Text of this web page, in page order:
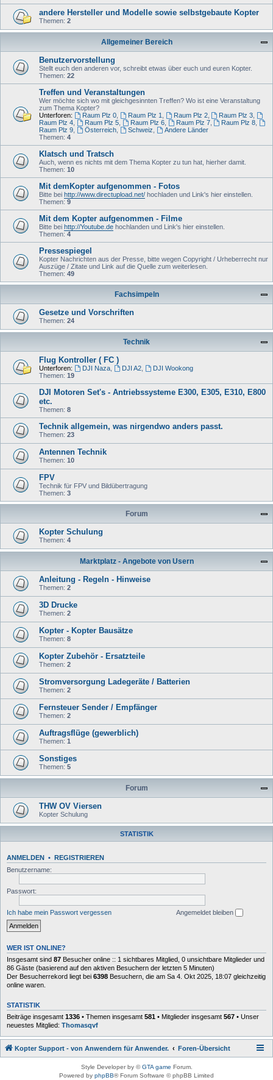
andere Hersteller und Modelle sowie selbstgebaute Kopter
Themen: 2
Allgemeiner Bereich
Benutzervorstellung
Stellt euch den anderen vor, schreibt etwas über euch und euren Kopter.
Themen: 22
Treffen und Veranstaltungen
Wer möchte sich wo mit gleichgesinnten Treffen? Wo ist eine Veranstaltung
zum Thema Kopter?
Unterforen:
Raum Plz 0, Raum Plz 1 Raum Plz 2, Raum Plz 3
Raum Plz 4
Raum Plz 5, Raum Plz 6, Raum Plz 7, Raum Plz 8
Raum Plz 9
Österreich, Schweiz
Andere Länder
Themen: 4
Klatsch und Tratsch
Auch, wenn es nichts mit dem Thema Kopter zu tun hat, hierher damit.
Themen: 10
Mit demKopter aufgenommen - Fotos
Bitte bei http://www.directupload.net/ hochladen und Link's hier einstellen.
Themen: 9
Mit dem Kopter aufgenommen - Filme
Bitte bei http://Youtube.de hochlanden und Link's hier einstellen.
Themen: 4
Pressespiegel
Kopter Nachrichten aus der Presse, bitte wegen Copyright / Urheberrecht nur
Auszüge / Zitate und Link auf die Quelle zum weiterlesen.
Themen: 49
Fachsimpeln
Gesetze und Vorschriften
Themen: 24
Technik
Flug Kontroller ( FC )
Unterforen: DJI Naza, DJI A2,
DJI Wookong
Themen: 19
DJI Motoren Set's - Antriebssysteme E300, E305, E310, E800
etc.
Themen: 8
Technik allgemein, was nirgendwo anders passt.
Themen: 23
Antennen Technik
Themen: 10
FPV
Technik für FPV und Bildübertragung
Themen: 3
Forum
Kopter Schulung
Themen: 4
Marktplatz - Angebote von Usern
Anleitung - Regeln - Hinweise
Themen: 2
3D Drucke
Themen: 2
Kopter - Kopter Bausätze
Themen: 8
Kopter Zubehör - Ersatzteile
Themen: 2
Stromversorgung Ladegeräte / Batterien
Themen: 2
Fernsteuer Sender / Empfänger
Themen: 2
Auftragsflüge (gewerblich)
Themen: 1
Sonstiges
Themen: 5
Forum
THW OV Viersen
Kopter Schulung
STATISTIK
ANMELDEN • REGISTRIEREN
Benutzername:
Passwort:
Ich habe mein Passwort vergessen Angemeldet bleiben
WER IST ONLINE?
Insgesamt sind 87 Besucher online :: 1 sichtbares Mitglied, 0 unsichtbare Mitglieder und
86 Gäste (basierend auf den aktiven Besuchern der letzten 5 Minuten)
Der Besucherrekord liegt bei 6398 Besuchern, die am Sa 4. Okt 2025, 18:07 gleichzeitig
online waren.
STATISTIK
Beiträge insgesamt 1336 • Themen insgesamt 581 • Mitglieder insgesamt 567 • Unser
neuestes Mitglied: Thomasqvf
Kopter Support - von Anwendern für Anwender. Foren-Übersicht
Style Developer by ©GTA game Forum.
Powered by phpBB® Forum Software © phpBB Limited